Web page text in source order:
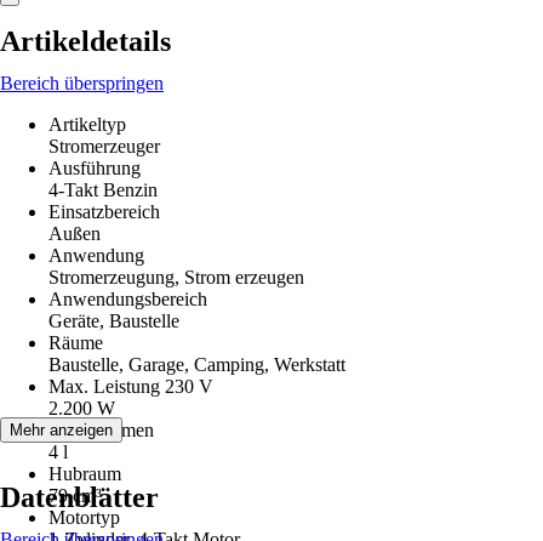
Artikeldetails
Bereich überspringen
Artikeltyp
Stromerzeuger
Ausführung
4-Takt Benzin
Einsatzbereich
Außen
Anwendung
Stromerzeugung, Strom erzeugen
Anwendungsbereich
Geräte, Baustelle
Räume
Baustelle, Garage, Camping, Werkstatt
Max. Leistung 230 V
2.200 W
Tankvolumen
4 l
Hubraum
79 cm³
Motortyp
Mehr anzeigen
Datenblätter